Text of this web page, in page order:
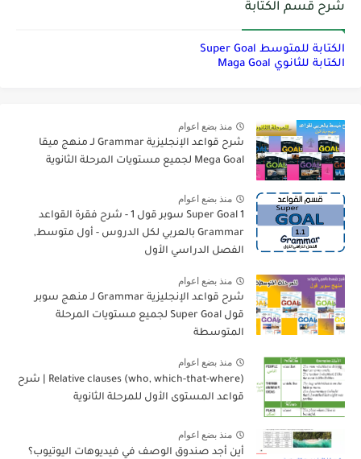
شرح قسم الكتابة
الكتابة للمتوسط Super Goal
الكتابة للثانوي Maga Goal
منذ بضع اعوام
شرح قواعد الإنجليزية Grammar لـ منهج ميقا
Mega Goal لجميع مستويات المرحلة الثانوية
منذ بضع اعوام
Super Goal 1 سوبر قول 1 - شرح فقرة القواعد
Grammar بالعربي لكل الدروس - أول متوسط,
الفصل الدراسي الأول
منذ بضع اعوام
شرح قواعد الإنجليزية Grammar لـ منهج سوبر
قول Super Goal لجميع مستويات المرحلة
المتوسطة
منذ بضع اعوام
Relative clauses (who, which-that-where) | شرح
قواعد المستوى الأول للمرحلة الثانوية
منذ بضع اعوام
أين أجد صندوق الوصف في فيديوهات اليوتيوب؟